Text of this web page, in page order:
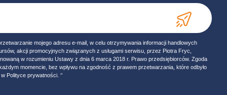
mojego adresu e-mail, w celu otrzymywania informacji handlowych
akcji promocyjnych związanych z usługami serwisu, przez Piotra Fryc,
w rozumieniu Ustawy z dnia 6 marca 2018 r. Prawo przedsiębiorców. Zgoda
momencie, bez wpływu na zgodność z prawem przetwarzania, które odbyło
Polityce prywatności. ‘’